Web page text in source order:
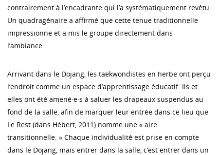
contrairement à l’encadrante qui l’a systématiquement revêtu.
Un quadragénaire a affirmé que cette tenue traditionnelle
impressionne et a mis le groupe directement dans
l’ambiance.
Arrivant dans le Dojang, les taekwondistes en herbe ont perçu
l’endroit comme un espace d’apprentissage éducatif. Ils et
elles ont été amené·e·s à saluer les drapeaux suspendus au
fond de la salle, afin de marquer leur entrée dans ce lieu que
Le Rest (dans Hébert, 2011) nomme une « aire
transitionnelle. » Chaque individualité est prise en compte
dans le Dojang, mais entrer dans la salle, c’est entrer dans un